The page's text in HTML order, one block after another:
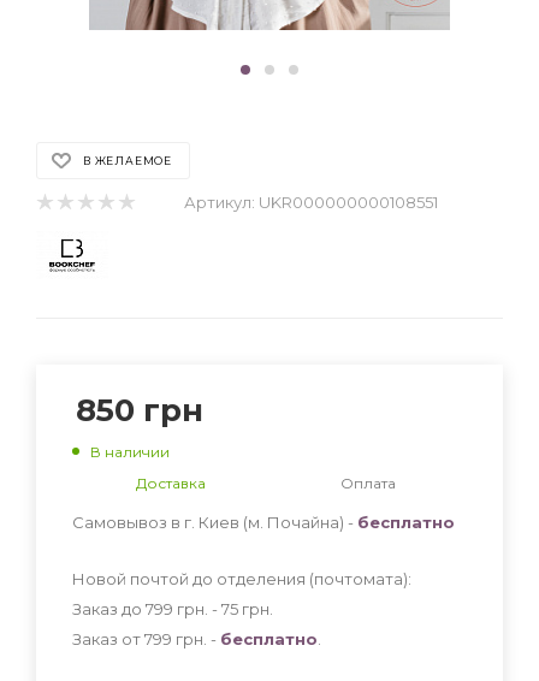
В ЖЕЛАЕМОЕ
Артикул: UKR000000000108551
850 грн
В наличии
Доставка
Оплата
Самовывоз в г. Киев (м. Почайна) - бесплатно
Новой почтой до отделения (почтомата):
Заказ до 799 грн. - 75 грн
Заказ от 799 грн. - бесплатно